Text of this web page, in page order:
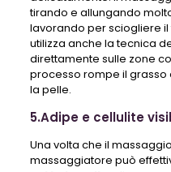
tirando e allungando
lavorando per sciogliere
utilizza anche la tecnica
direttamente sulle zone
processo rompe il grasso
la pelle.
5.Adipe e cellulite
Una volta che il
massaggiatore può